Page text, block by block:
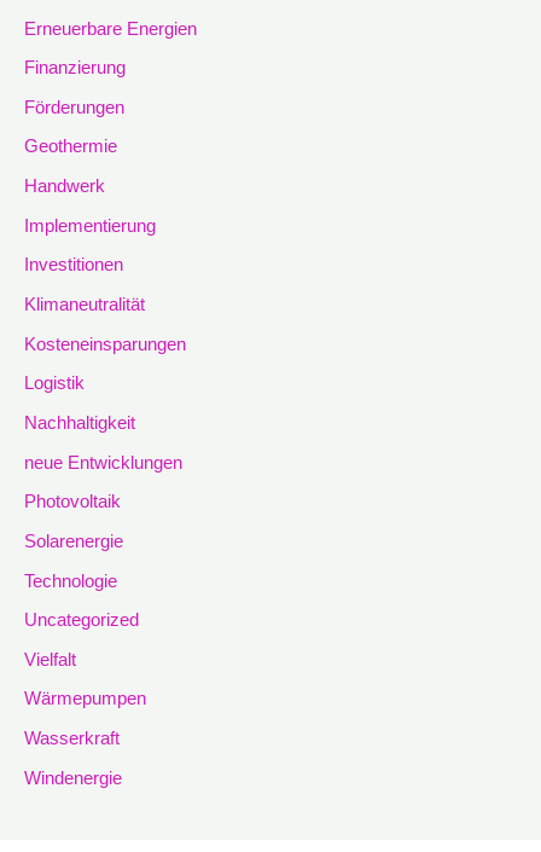
Erneuerbare Energien
Finanzierung
Förderungen
Geothermie
Handwerk
Implementierung
Investitionen
Klimaneutralität
Kosteneinsparungen
Logistik
Nachhaltigkeit
neue Entwicklungen
Photovoltaik
Solarenergie
Technologie
Uncategorized
Vielfalt
Wärmepumpen
Wasserkraft
Windenergie